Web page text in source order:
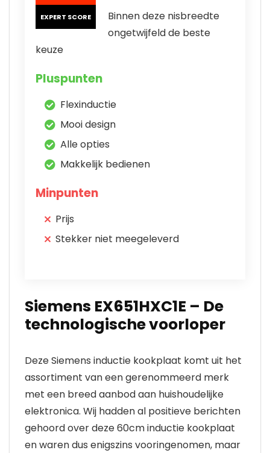
EXPERT SCORE
Binnen deze nisbreedte
ongetwijfeld de beste
keuze
Pluspunten
Flexinductie
Mooi design
Alle opties
Makkelijk bedienen
Minpunten
Prijs
Stekker niet meegeleverd
Siemens EX651HXC1E – De
technologische voorloper
Deze Siemens inductie kookplaat komt uit het
assortiment van een gerenommeerd merk
met een breed aanbod aan huishoudelijke
elektronica. Wij hadden al positieve berichten
gehoord over deze 60cm inductie kookplaat
en waren dus enigszins vooringenomen, maar